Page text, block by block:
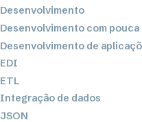
Desenvolvimento
Desenvolvimento com
Desenvolvimento de
EDI
ETL
Integração de dados
JSON